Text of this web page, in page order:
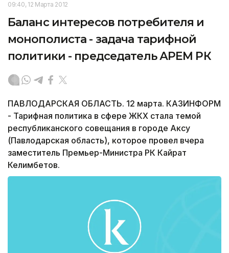
09:40, 12 Марта 2012
Баланс интересов потребителя и
монополиста - задача тарифной
политики - председатель АРЕМ РК
ПАВЛОДАРСКАЯ ОБЛАСТЬ. 12 марта. КАЗИНФОРМ
- Тарифная политика в сфере ЖКХ стала темой
республиканского совещания в городе Аксу
(Павлодарская область), которое провел вчера
заместитель Премьер-Министра РК Кайрат
Келимбетов.